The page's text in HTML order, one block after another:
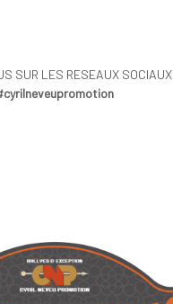
SUR LES RESEAUX SOCIAUX